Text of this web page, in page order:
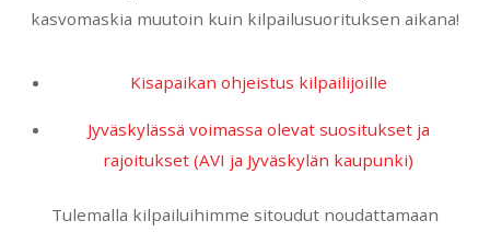
kasvomaskia muutoin kuin kilpailusuorituksen aikana!
Kisapaikan ohjeistus kilpailijoille
Jyväskylässä voimassa olevat suositukset ja
rajoitukset (AVI ja Jyväskylän kaupunki)
Tulemalla kilpailuihimme sitoudut noudattamaan